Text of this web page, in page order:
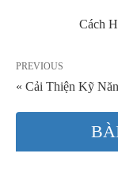
Cách
PREVIOUS
« Cải Thiện Kỹ